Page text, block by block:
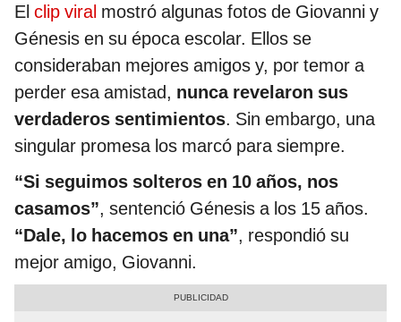
El clip viral mostró algunas fotos de Giovanni y
Génesis en su época escolar. Ellos se
consideraban mejores amigos y, por temor a
perder esa amistad, nunca revelaron sus
verdaderos sentimientos. Sin embargo, una
singular promesa los marcó para siempre.
“Si seguimos solteros en 10 años, nos
casamos”, sentenció Génesis a los 15 años.
“Dale, lo hacemos en una”, respondió su
mejor amigo, Giovanni.